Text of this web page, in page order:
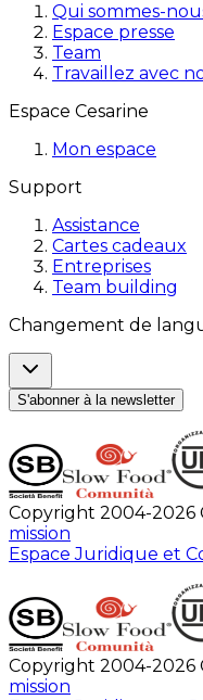
Qui sommes-
Espace presse
Team
Travaillez avec
Espace Cesarine
Mon espace
Support
Assistance
Cartes cadeaux
Entreprises
Team building
Changement de
S'abonner à la newsletter
Copyright 2004-2026
mission
Espace Juridique et
Copyright 2004-2026
mission